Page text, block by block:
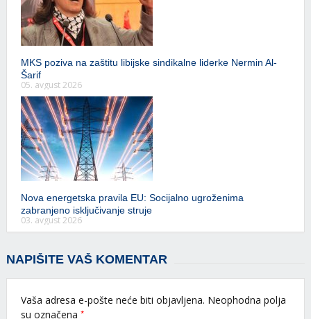
MKS poziva na zaštitu libijske sindikalne liderke Nermin Al-
Šarif
05. avgust 2026
Nova energetska pravila EU: Socijalno ugroženima
zabranjeno isključivanje struje
03. avgust 2026
NAPIŠITE VAŠ KOMENTAR
Vaša adresa e-pošte neće biti objavljena. Neophodna polja
su označena *